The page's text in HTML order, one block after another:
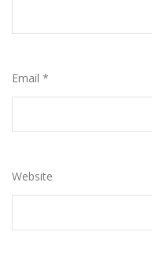
Email *
Website